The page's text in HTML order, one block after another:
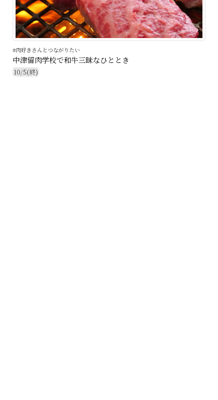
#肉好きさんとつながりたい
中津留肉学校で和牛三昧なひととき
10/5(終)